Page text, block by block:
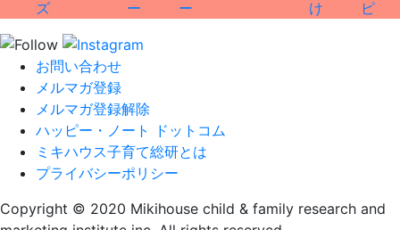
ズ
ー
ー
け
ピ
お問い合わせ
メルマガ登録
メルマガ登録解除
ハッピー・ノート ドットコム
ミキハウス子育て総研とは
プライバシーポリシー
Copyright © 2020 Mikihouse child & family research and